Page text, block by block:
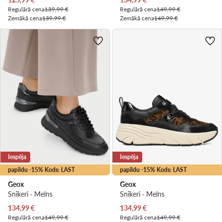
Regulārā cena139,99 €
Zemākā cena139,99 €
Regulārā cena149,99 €
Zemākā cena149,99 €
papildu -15% Kods: LAST
Iespēja
Geox
Snīkeri · Melns
Pašreizējā cena
134,99€
Regulārā cena149,99 €
papildu -15% Kods: LAST
Iespēja
Geox
Snīkeri · Melns
Pašreizējā cena
134,99€
Regulārā cena149,99 €